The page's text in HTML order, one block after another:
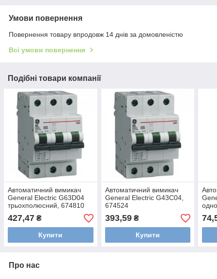
Умови повернення
Повернення товару впродовж 14 днів за домовленістю
Всі умови повернення
Подібні товари компанії
Автоматичний вимикач
General Electric G63D04
трьохполюсний, 674810
427,47 ₴
Купити
Автоматичний вимикач
General Electric G43C04,
674524
393,59₴
Купити
Про нас